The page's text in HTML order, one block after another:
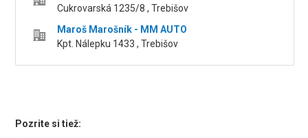
Cukrovarská 1235/8 , Trebišov
Maroš Marošník - MM AUTO
Kpt. Nálepku 1433 , Trebišov
Pozrite si tiež: